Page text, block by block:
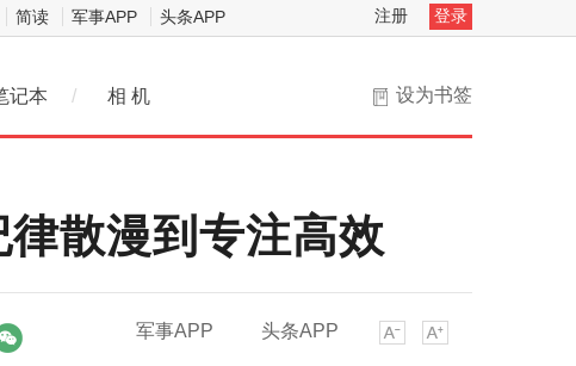
简读 军事APP 头条APP 注册 登录
设为书签
记本 / 相 机
散漫到专注高效
军事APP 头条APP